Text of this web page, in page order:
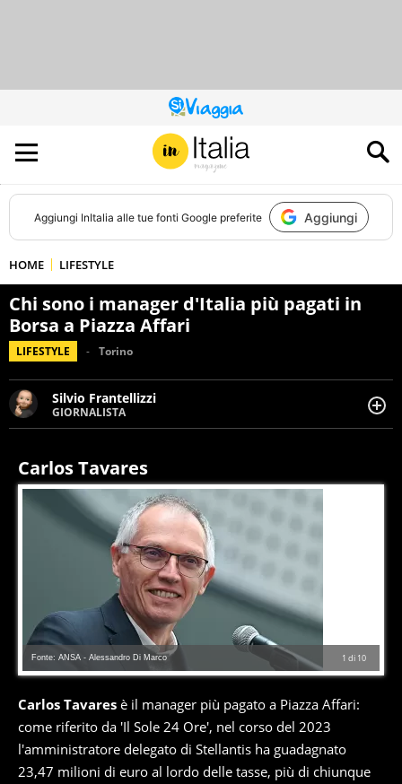
QUESTO
SITO
CONTRIBUISCE
ALL’AUDIENCE
DI
Aggiungi InItalia alle tue fonti Google preferite Aggiungi
HOME LIFESTYLE
Chi sono i manager d'Italia più pagati in
Borsa a Piazza Affari
LIFESTYLE Torino
Silvio Frantellizzi
GIORNALISTA
Giornalista pubblicista. Da oltre dieci anni si occupa di
cronaca, motori, spettacolo e videogame.
Carlos Tavares
1 di 10
Fonte: ANSA - Alessandro Di Marco
Carlos Tavares è il manager più pagato a Piazza Affari:
come riferito da 'Il Sole 24 Ore', nel corso del 2023
l'amministratore delegato di Stellantis ha guadagnato
23,47 milioni di euro al lordo delle tasse, più di chiunque